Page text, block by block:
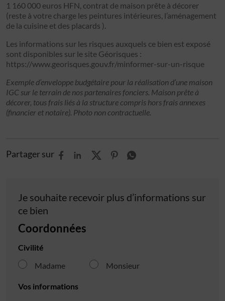
1 160 000 euros HFN, contrat de maison prête à décorer
(reste à votre charge les peintures intérieures, l’aménagement
de la cuisine et des placards ).
Les informations sur les risques auxquels ce bien est exposé
sont disponibles sur le site Géorisques :
https://www.georisques.gouv.fr/minformer-sur-un-risque
Exemple d’enveloppe budgétaire pour la réalisation d’une maison
IGC sur le terrain de nos partenaires fonciers. Maison prête à
décorer, tous frais liés à la structure compris hors frais annexes
(financier et notaire). Photo non contractuelle.
Partager sur
Je souhaite recevoir plus d’informations sur
ce bien
Coordonnées
Civilité
Madame
Monsieur
Vos informations